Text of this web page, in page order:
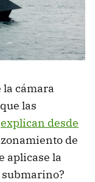
cámara
las
explican desde
de
aplicase la